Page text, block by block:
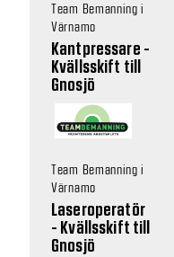
Team Bemanning i
Värnamo
Kantpressare -
Kvällsskift till
Gnosjö
Team Bemanning i
Värnamo
Laseroperatör
- Kvällsskift till
Gnosjö